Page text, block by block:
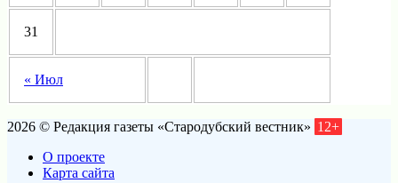
« Июл
31
2026 © Редакция газеты «Стародубский вестник» 12+
О проекте
Карта сайта